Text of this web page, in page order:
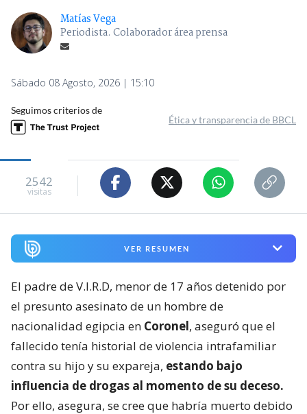
Matías Vega
Periodista. Colaborador área prensa
Sábado 08 Agosto, 2026 | 15:10
Seguimos criterios de
Ética y transparencia de BBCL
2542
visitas
VER RESUMEN
El padre de V.I.R.D, menor de 17 años detenido por
el presunto asesinato de un hombre de
nacionalidad egipcia en Coronel, aseguró que el
fallecido tenía historial de violencia intrafamiliar
contra su hijo y su expareja, estando bajo
influencia de drogas al momento de su deceso.
Por ello, asegura, se cree que habría muerto debido